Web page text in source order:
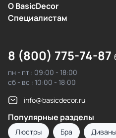
О BasicDecor
Cпециалистам
8 (800) 775-74-87
пн - пт : 09:00 - 18:00
сб - вс : 10:00 - 18:00
info@basicdecor.ru
Популярные разделы
Люстры Бра Диваны